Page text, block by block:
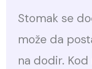
Stomak se
može da
na dodir.